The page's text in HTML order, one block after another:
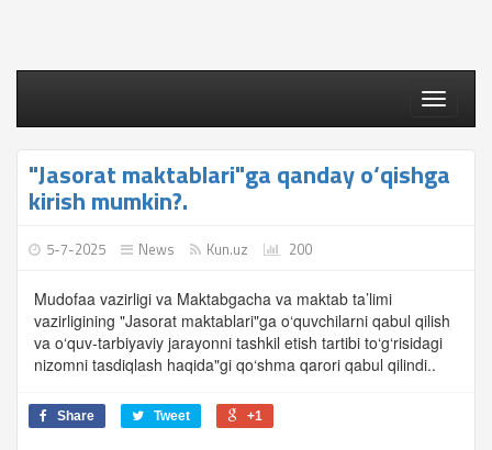
Toggle
"Jasorat maktablari"ga qanday o‘qishga
kirish mumkin?.
5-7-2025 News Kun.uz 200
Mudofaa vazirligi va Maktabgacha va maktab ta’limi
vazirligining "Jasorat maktablari"ga o‘quvchilarni qabul qilish
va o‘quv-tarbiyaviy jarayonni tashkil etish tartibi to‘g‘risidagi
nizomni tasdiqlash haqida"gi qo‘shma qarori qabul qilindi..
Share Tweet +1